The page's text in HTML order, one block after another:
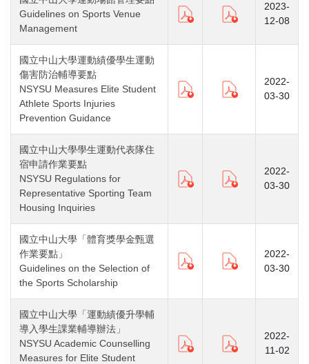
Guidelines on Sports Venue
Management
2023-
12-08
國立中山大學運動績優學生運動
傷害防治輔導要點
NSYSU Measures Elite Student
Athlete Sports Injuries
Prevention Guidance
2022-
03-30
國立中山大學學生運動代表隊住
宿申請作業要點
NSYSU Regulations for
Representative Sporting Team
Housing Inquiries
2022-
03-30
國立中山大學「體育獎學金甄選
作業要點」
Guidelines on the Selection of
the Sports Scholarship
2022-
03-30
國立中山大學「運動績優升學輔
導入學生課業輔導辦法」
NSYSU Academic Counselling
Measures for Elite Student
2022-
11-02